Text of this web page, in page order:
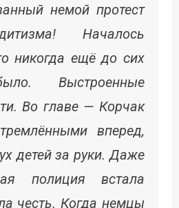
немой протест
Началось
никогда ещё до сих
Выстроенные
Во главе — Корчак
вперед,
детей за руки. Даже
полиция встала
честь. Когда немцы